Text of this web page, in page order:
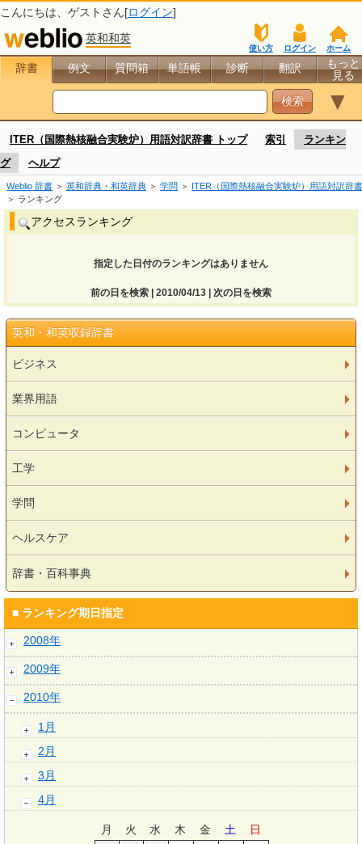
こんにちは、 ゲスト さん[ログイン]
英和和英
ホーム
ログイン
使い方
辞書 例文 質問箱 単語帳 診断 翻訳
もっと
見る
▼
ITER（国際熱核融合実験炉）用語対訳辞書 トップ 索引
ランキン
グ
ヘルプ
Weblio 辞書 ＞ 英和辞典・和英辞典 ＞ 学問 ＞ ITER（国際熱核融合実験炉）用語対訳辞書
＞ ランキング
アクセスランキング
指定した日付のランキングはありません
前の日を検索 | 2010/04/13 | 次の日を検索
英和・和英収録辞書
ビジネス
業界用語
コンピュータ
工学
学問
ヘルスケア
辞書・百科事典
■ ランキング期日指定
2008年
2009年
2010年
1月
2月
3月
4月
月 火 水 木 金 土 日